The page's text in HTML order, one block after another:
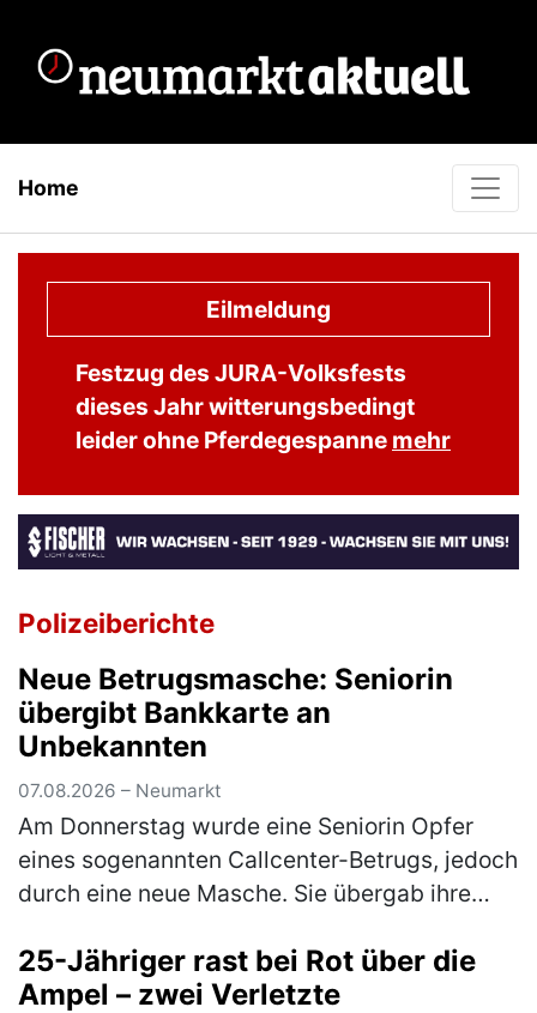
Home
Eilmeldung
Festzug des JURA-Volksfests
dieses Jahr witterungsbedingt
leider ohne Pferdegespanne mehr
Polizeiberichte
Neue Betrugsmasche: Seniorin
übergibt Bankkarte an
Unbekannten
07.08.2026 – Neumarkt
Am Donnerstag wurde eine Seniorin Opfer
eines sogenannten Callcenter-Betrugs, jedoch
durch eine neue Masche. Sie übergab ihre
Person. Anschließend kam es zu einer…
(mehr)
25-Jähriger rast bei Rot über die
Ampel – zwei Verletzte